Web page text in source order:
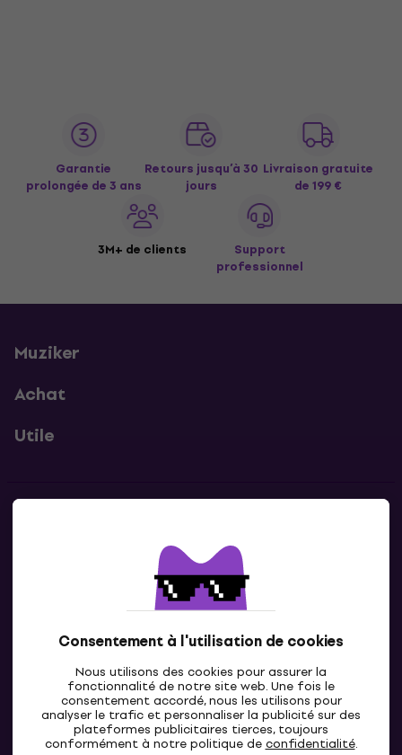
Consentement à l'utilisation de cookies
Nous utilisons des cookies pour assurer la
fonctionnalité de notre site web. Une fois le
consentement accordé, nous les utilisons pour
analyser le trafic et personnaliser la publicité sur des
plateformes publicitaires tierces, toujours
conformément à notre politique deconfidentialité.
Garantie
prolongée de 3 ans
Retours jusqu’à 30
jours
Livraison gratuite
de 199 €
3M+ de clients
Support
professionnel
Muziker
Achat
Utile
Contacte nous
LU